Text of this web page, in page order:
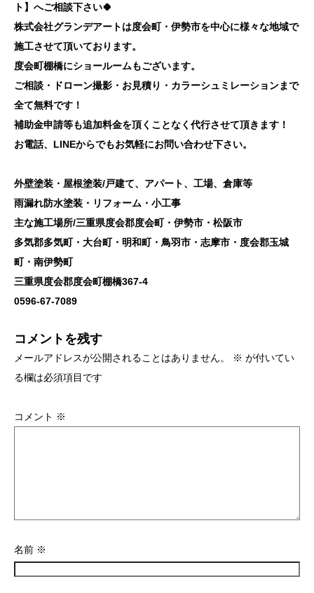
ト】へご相談下さい🍀
株式会社グランデアートは度会町・伊勢市を中心に様々な地域で
施工させて頂いております。
度会町棚橋にショールームもございます。
ご相談・ドローン撮影・お見積り・カラーシュミレーションまで
全て無料です！
補助金申請等も追加料金を頂くことなく代行させて頂きます！
お電話、LINEからでもお気軽にお問い合わせ下さい。
外壁塗装・屋根塗装/戸建て、アパート、工場、倉庫等
雨漏れ防水塗装・リフォーム・小工事
主な施工場所/三重県度会郡度会町・伊勢市・松阪市
多気郡多気町・大台町・明和町・鳥羽市・志摩市・度会郡玉城
町・南伊勢町
三重県度会郡度会町棚橋367-4
0596-67-7089
コメントを残す
メールアドレスが公開されることはありません。 ※ が付いてい
る欄は必須項目です
コメント ※
名前 ※